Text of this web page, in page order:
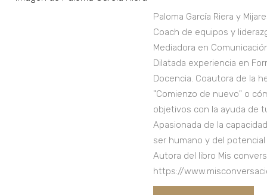
Paloma García Riera y
Coach de equipos y
Mediadora en
Dilatada experiencia en
Docencia. Coautora de la
"Comienzo de nuevo" o
objetivos con la ayuda de
Apasionada de la
ser humano y del
Autora del libro Mis
https://